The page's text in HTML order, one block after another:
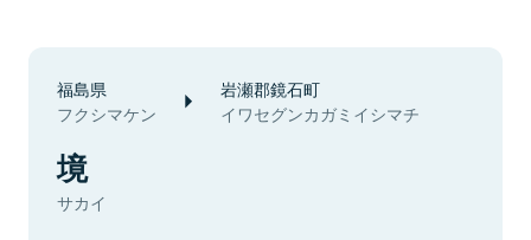
福島県
フクシマケン
岩瀬郡鏡石町
イワセグンカガミイシマチ
境
サカイ